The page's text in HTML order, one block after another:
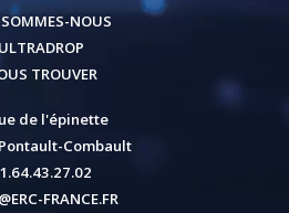
NOUS
ULTRADROP
TROUVER
de l'épinette
Combault
FRANCE.FR